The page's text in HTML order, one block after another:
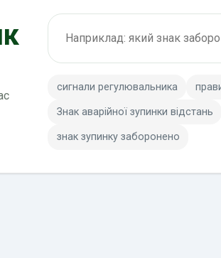
сигнали регулювальника
Знак аварійної зупинки відстань
знак зупинку заборонено